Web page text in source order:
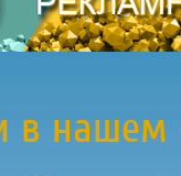
в нашем